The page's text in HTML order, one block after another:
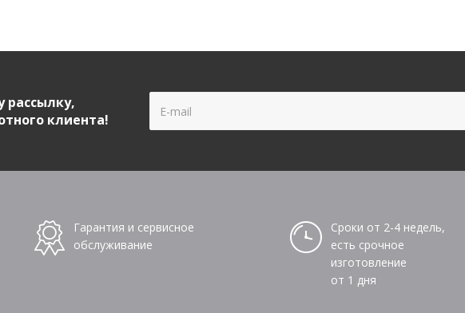
клиента!
Гарантия и сервисное
обслуживание
Сроки от 2-4 недель,
есть срочное
изготовление
от 1 дня